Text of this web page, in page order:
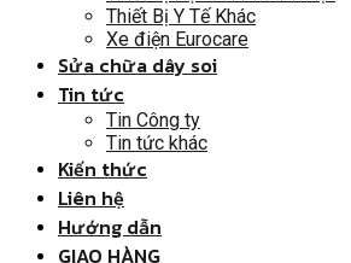
Thiết Bị Y Tế Khác
Xe điện Eurocare
Sửa chữa dây soi
Tin tức
Tin Công ty
Tin tức khác
Kiến thức
Liên hệ
Hướng dẫn
GIAO HÀNG